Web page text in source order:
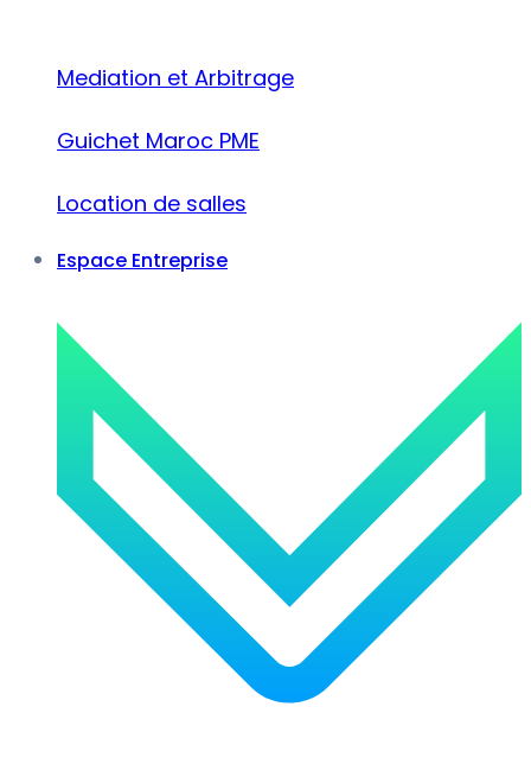
Mediation et Arbitrage
Guichet Maroc PME
Location de salles
Espace Entreprise